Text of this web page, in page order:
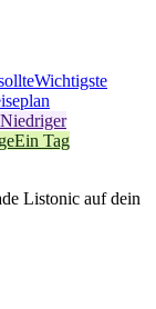
Wichtigste
Niedriger
Ein Tag
Listonic auf dein